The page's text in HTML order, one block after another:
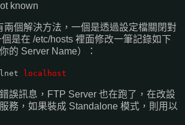
known
兩個解決方法，一個是透過設定檔關閉對
個是在 /etc/hosts 裡面修改一筆記錄如下
的 Server Name）：
localhost
誤訊息，FTP Server 也在跑了，在改設
務，如果裝成 Standalone 模式，則用以